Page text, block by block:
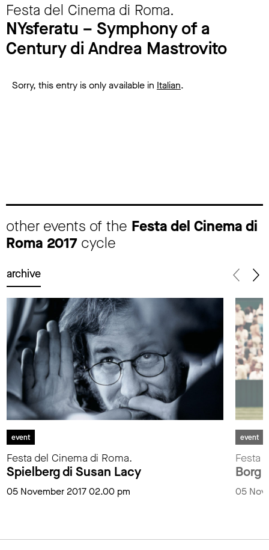
Festa del Cinema di Roma.
NYsferatu – Symphony of a
Century di Andrea Mastrovito
Sorry, this entry is only available in Italian.
other events of the Festa del Cinema di
Roma 2017 cycle
archive
event
Festa del Cinema di Roma.
Spielberg di Susan Lacy
05 November 2017 02.00 pm
event
Festa
Borg
05